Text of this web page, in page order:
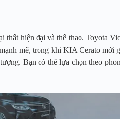
thất hiện đại và thể thao. Toyota
mẽ, trong khi KIA Cerato mới
Bạn có thể lựa chọn theo